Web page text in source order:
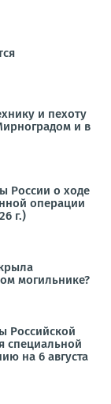
и пехоту
и в
России о ходе
операции
г.)
могильнике?
Российской
специальной
на 6 августа